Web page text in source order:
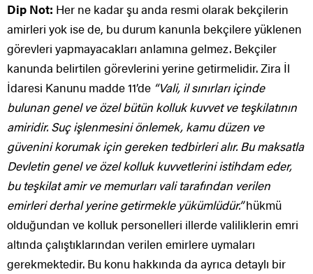
Dip Not: Her ne kadar şu anda resmi olarak bekçilerin
amirleri yok ise de, bu durum kanunla bekçilere yüklenen
görevleri yapmayacakları anlamına gelmez. Bekçiler
kanunda belirtilen görevlerini yerine getirmelidir. Zira İl
İdaresi Kanunu madde 11’de “Vali, il sınırları içinde
bulunan genel ve özel bütün kolluk kuvvet ve teşkilatının
amiridir. Suç işlenmesini önlemek, kamu düzen ve
güvenini korumak için gereken tedbirleri alır. Bu maksatla
Devletin genel ve özel kolluk kuvvetlerini istihdam eder,
bu teşkilat amir ve memurları vali tarafından verilen
emirleri derhal yerine getirmekle yükümlüdür.”hükmü
olduğundan ve kolluk personelleri illerde valiliklerin emri
altında çalıştıklarından verilen emirlere uymaları
gerekmektedir. Bu konu hakkında da ayrıca detaylı bir